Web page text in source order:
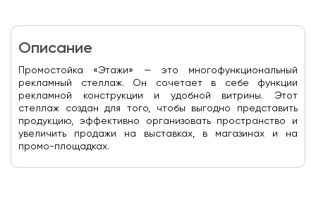
Описание
Промостойка «Этажи» — это многофункциональный
рекламный стеллаж. Он сочетает в себе функции
рекламной конструкции и удобной витрины. Этот
стеллаж создан для того, чтобы выгодно представить
продукцию, эффективно организовать пространство и
увеличить продажи на выставках, в магазинах и на
промо-площадках.